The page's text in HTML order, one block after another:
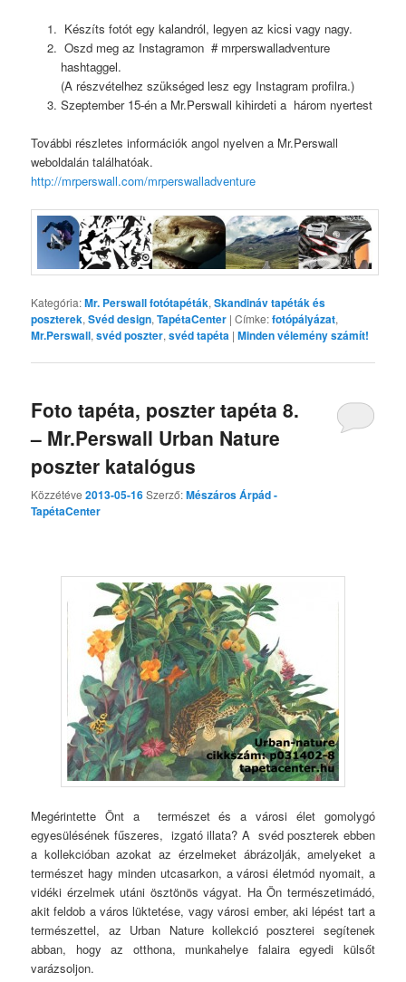
Készíts fotót egy kalandról, legyen az kicsi vagy nagy.
Oszd meg az Instagramon # mrperswalladventure
hashtaggel.
(A részvételhez szükséged lesz egy Instagram profilra.)
Szeptember 15-én a Mr.Perswall kihirdeti a három nyertest
További részletes információk angol nyelven a Mr.Perswall
weboldalán találhatóak.
http://mrperswall.com/mrperswalladventure
Kategória:Mr. Perswall fotótapéták,Skandináv tapéták és
poszterek,Svéd design,TapétaCenter |Címke:fotópályázat,
Mr.Perswall,svéd poszter,svéd tapéta |Minden vélemény számít!
Foto tapéta, poszter tapéta 8.
– Mr.Perswall Urban Nature
poszter katalógus
Közzétéve2013-05-16Szerző:Mészáros Árpád -
TapétaCenter
Megérintette Önt a természet és a városi élet gomolygó
egyesülésének fűszeres, izgató illata? A svéd poszterek ebben
a kollekcióban azokat az érzelmeket ábrázolják, amelyeket a
természet hagy minden utcasarkon, a városi életmód nyomait, a
vidéki érzelmek utáni ösztönös vágyat. Ha Ön természetimádó,
akit feldob a város lüktetése, vagy városi ember, aki lépést tart a
természettel, az Urban Nature kollekció poszterei segítenek
abban, hogy az otthona, munkahelye falaira egyedi külsőt
varázsoljon.